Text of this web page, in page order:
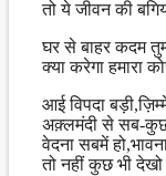
तो ये जीवन की
घर से बाहर कदम
क्या करेगा हमारा
आई विपदा
अक़्लमंदी से सब-कुछ
वेदना सबमें
तो नहीं कुछ भी देखो